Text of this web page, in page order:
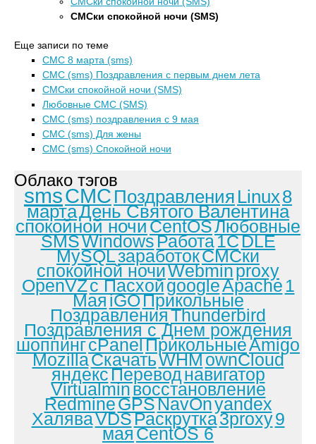
СМСки спокойной ночи (SMS)
Еще записи по теме
СМС 8 марта (sms)
СМС (sms) Поздравления с первым днем лета
СМСки спокойной ночи (SMS)
Любовные СМС (SMS)
СМС (sms) поздравления с 9 мая
СМС (sms) Для жены
СМС (sms) Спокойной ночи
Облако тэгов
smsСМС Поздравления Linux8
мартаДень Святого Валентина
спокойной ночиCentOSЛюбовные
SMSWindowsРабота1СDLE
MySQLзаработокСМСки
спокойной ночиWebminproxy
OpenVZс ПасхойgoogleApache 1
МаяiGOПрикольные
ПоздравленияThunderbird
Поздравления с Днем рождения
шоппингcPanelПрикольныеAmigo
MozillaСкачатьWHMownCloud
яндексПереводнавигатор
Virtualminвосстановление
RedmineGPSNavOnyandex
ХаляваVDSРаскрутка3proxy9
маяCentOS 6